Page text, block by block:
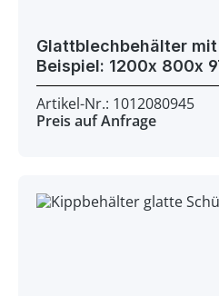
Glattblechbehälter mit
Artikel-Nr.: 1012080945
Preis auf Anfrage